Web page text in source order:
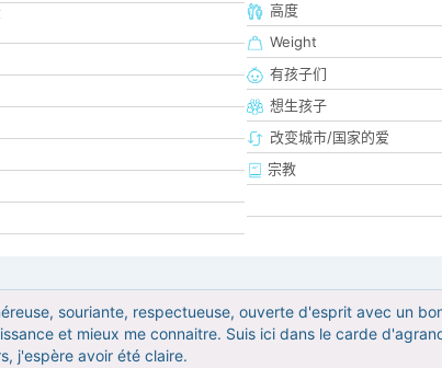
高度
Weight
有孩子们
想生孩子
改变城市/国家的爱
宗教
souriante, respectueuse, ouverte d'esprit avec un
et mieux me connaitre. Suis ici dans le carde
j'espère avoir été claire.